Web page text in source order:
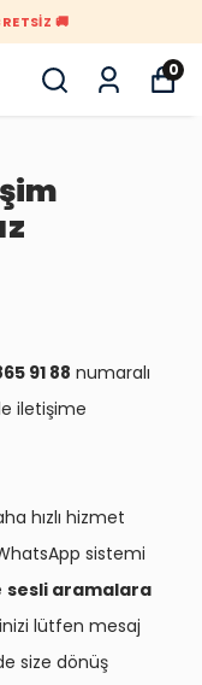
ÖDE 🥰 3 AL 2 ÖDE 🥰
0
91 88 numaralı
iletişime
hızlı hizmet
sistemi
sesli aramalara
lütfen mesaj
size dönüş